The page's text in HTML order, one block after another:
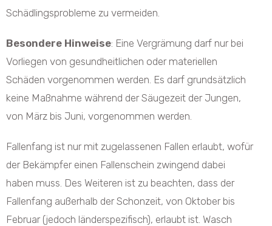
Schädlingsprobleme zu vermeiden.
Besondere Hinweise: Eine Vergrämung darf nur bei
Vorliegen von gesundheitlichen oder materiellen
Schäden vorgenommen werden. Es darf grundsätzlich
keine Maßnahme während der Säugezeit der Jungen,
von März bis Juni, vorgenommen werden.
Fallenfang ist nur mit zugelassenen Fallen erlaubt, wofür
der Bekämpfer einen Fallenschein zwingend dabei
haben muss. Des Weiteren ist zu beachten, dass der
Fallenfang außerhalb der Schonzeit, von Oktober bis
Februar (jedoch länderspezifisch), erlaubt ist. Wasch